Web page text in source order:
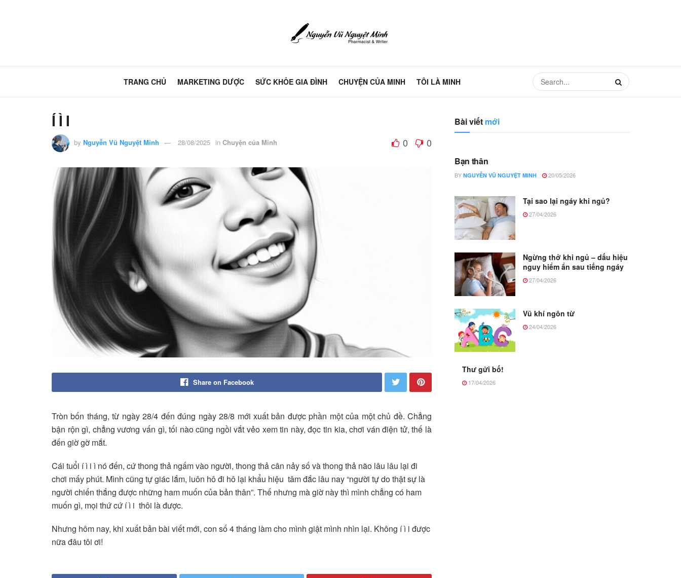
TRANG CHỦ MARKETING DƯỢC SỨC KHỎE GIA ĐÌNH CHUYỆN CỦA MINH TÔI LÀ MINH
Í Ì I
by Nguyễn Vũ Nguyệt Minh 28/08/2025 in Chuyện của Minh 0 0
Share on Facebook
Tròn bốn tháng, từ ngày 28/4 đến đúng ngày 28/8 mới xuất bản được phần một của một chủ đề. Chẳng
bận rộn gì, chẳng vương vấn gì, tối nào cũng ngồi vắt vẻo xem tin này, đọc tin kia, chơi ván điện tử, thế là
đến giờ gờ mắt.
Cái tuổi í ì i ì nó đến, cứ thong thả ngấm vào người, thong thả cân nảy số và thong thả não lâu lâu lại đi
chơi mấy phút. Mình cũng tự giác lắm, luôn hô đi hô lại khẩu hiệu tâm đắc lâu nay “người tự do thật sự là
người chiến thắng được những ham muốn của bản thân”. Thế nhưng mà giờ này thì mình chẳng có ham
muốn gì, mọi thứ cứ í ì i thôi là được.
Nhưng hôm nay, khi xuất bản bài viết mới, con số 4 tháng làm cho mình giật mình nhìn lại. Không í ì i được
nữa đâu tôi ơi!
Bài viết mới
Bạn thân
BY NGUYỄN VŨ NGUYỆT MINH 20/05/2026
Tại sao lại ngáy khi ngủ?
27/04/2026
Ngừng thở khi ngủ – dấu hiệu
nguy hiểm ẩn sau tiếng ngáy
27/04/2026
Vũ khí ngôn từ
24/04/2026
Thư gửi bố!
17/04/2026